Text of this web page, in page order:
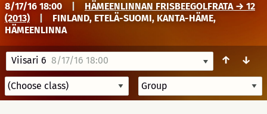
8/17/16 18:00
HÄMEENLINNAN FRISBEEGOLFRATA → 12
(2013)
FINLAND, ETELÄ-SUOMI, KANTA-HÄME,
HÄMEENLINNA
Viisari 6 8/17/16 18:00 ↑ ↓